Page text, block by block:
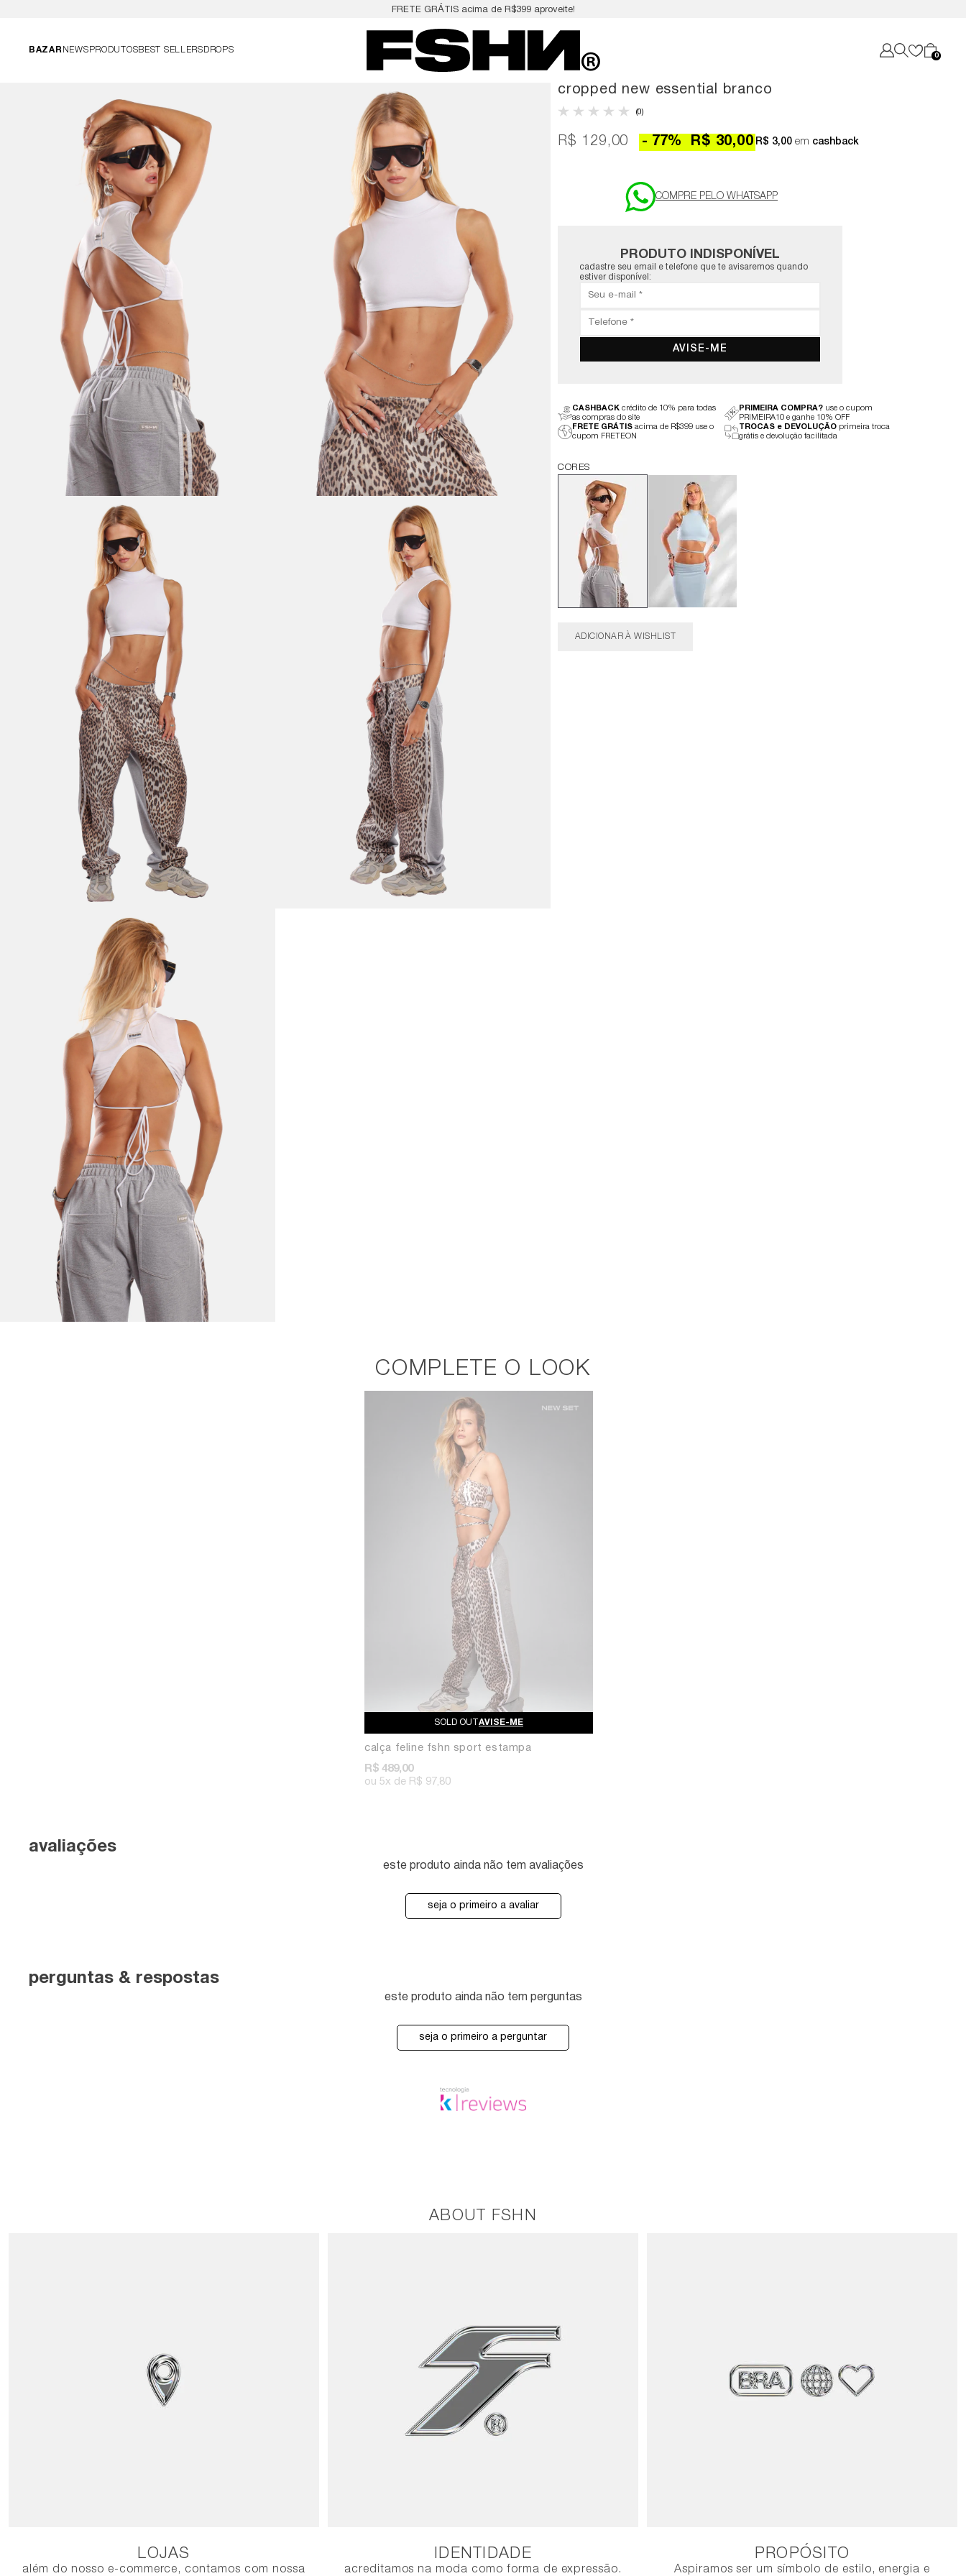
FRETE GRÁTIS acima de R$399 aproveite!
BAZAR NEWSPRODUTOSBEST SELLERSDROPS
0
cropped new essential branco
(0)
R$ 129,00 R$ 30,00
77% R$ 3,00em cashback
PRODUTO INDISPONÍVEL
cadastre seu email e telefone que te avisaremos quando
estiver disponível:
AVISE-ME
CASHBACK crédito de 10% para todas
as compras do site
PRIMEIRA COMPRA? use o cupom
PRIMEIRA10 e ganhe 10% OFF
FRETE GRÁTIS acima de R$399 use o
cupom FRETEON
TROCAS e DEVOLUÇÃO primeira troca
grátis e devolução facilitada
COMPLETE O LOOK
AVISE-ME
calça feline fshn sport estampa
R$ 489,00
5x R$ 97,80
avaliações
este produto ainda não tem avaliações
seja o primeiro a avaliar
perguntas & respostas
este produto ainda não tem perguntas
seja o primeiro a perguntar
ABOUT FSHN
LOJAS
além do nosso e-commerce, contamos com nossa
IDENTIDADE
acreditamos na moda como forma de expressão.
PROPÓSITO
Aspiramos ser um símbolo de estilo, energia e